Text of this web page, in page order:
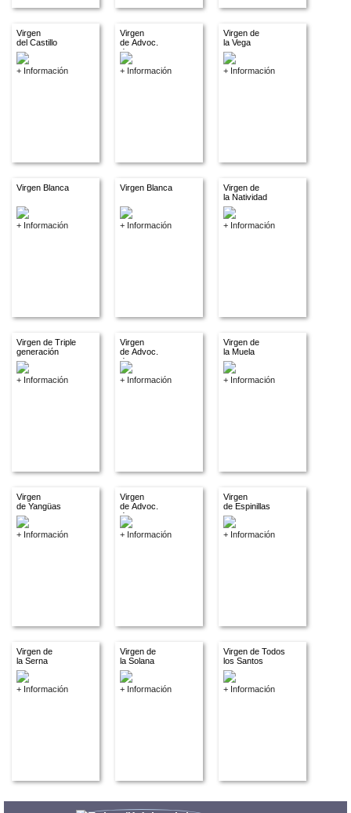
Virgen
del Castillo
+ Información
Virgen
de Advoc.
descon.
+ Información
Virgen de
la Vega
+ Información
Virgen Blanca
+ Información
Virgen Blanca
+ Información
Virgen de
la Natividad
+ Información
Virgen de Triple
generación
+ Información
Virgen
de Advoc.
descon.
+ Información
Virgen de
la Muela
+ Información
Virgen
de Yangüas
+ Información
Virgen
de Advoc.
descon
+ Información
Virgen
de Espinillas
+ Información
Virgen de
la Serna
+ Información
Virgen de
la Solana
+ Información
Virgen de Todos
los Santos
+ Información